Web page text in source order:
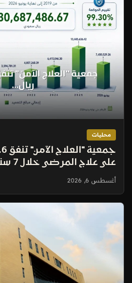
محليات
على
99.30% في تقييم الحوكمة
أغسطس 6, 2026